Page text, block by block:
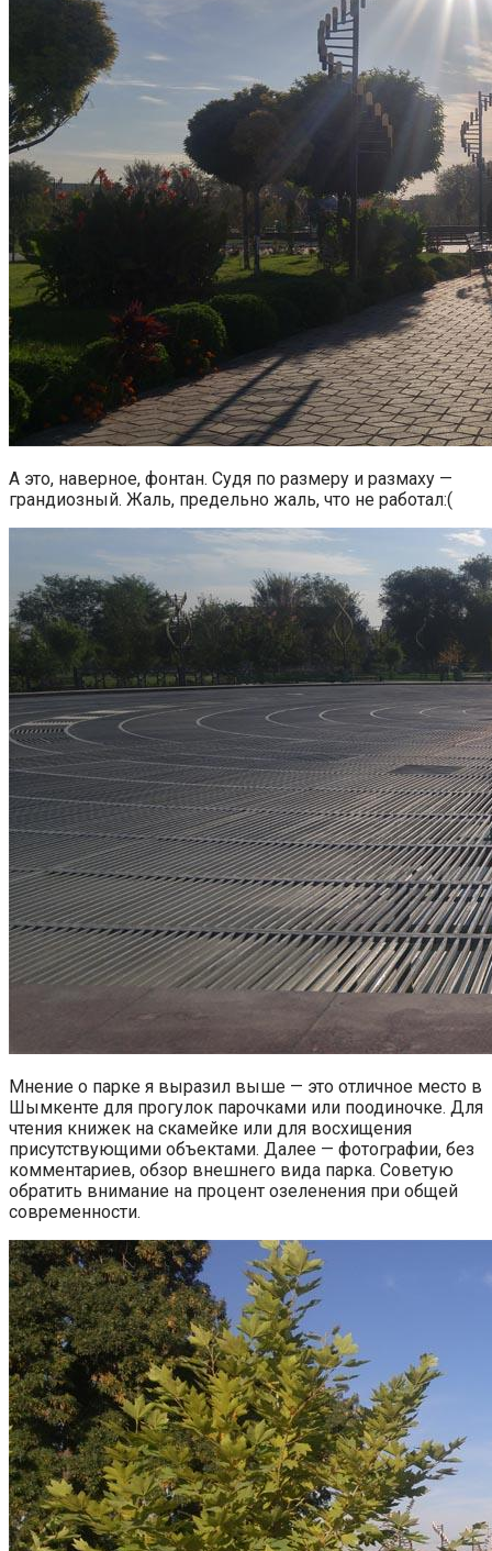
А это, наверное, фонтан. Судя по размеру и размаху —
грандиозный. Жаль, предельно жаль, что не работал:(
Мнение о парке я выразил выше — это отличное место в
Шымкенте для прогулок парочками или поодиночке. Для
чтения книжек на скамейке или для восхищения
присутствующими объектами. Далее — фотографии, без
комментариев, обзор внешнего вида парка. Советую
обратить внимание на процент озеленения при общей
современности.